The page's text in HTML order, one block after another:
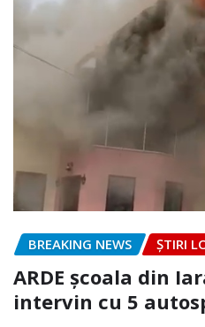
BREAKING NEWS ȘTIRI
ARDE școala din
intervin cu 5